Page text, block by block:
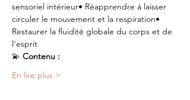
sensoriel intérieur• Réapprendre à laisser
circuler le mouvement et la respiration•
Restaurer la fluidité globale du corps et de
l’esprit
💫 Contenu :
En lire plus >